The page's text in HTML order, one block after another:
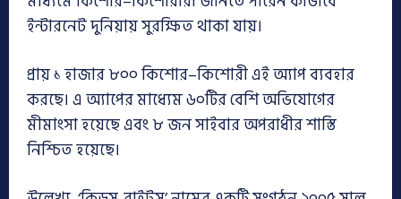
ইন্টারনেট দুনিয়ায় সুরক্ষিত থাকা যায়।
প্রায় ১ হাজার ৮০০ কিশোর–কিশোরী এই অ্যাপ ব্যবহার
করছে। এ অ্যাপের মাধ্যেম ৬০টির বেশি অভিযোগের
মীমাংসা হয়েছে এবং ৮ জন সাইবার অপরাধীর শাস্তি
নিশ্চিত হয়েছে।